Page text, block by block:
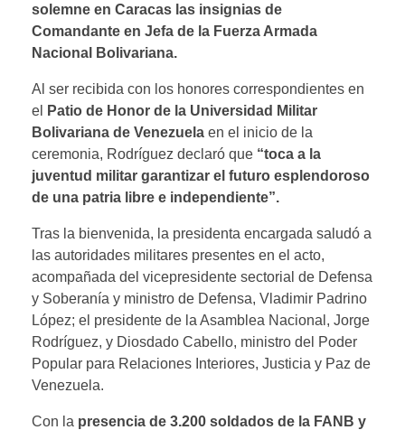
solemne en Caracas las insignias de
Comandante en Jefa de la Fuerza Armada
Nacional Bolivariana.
Al ser recibida con los honores correspondientes en
el
Patio de Honor de la Universidad Militar
Bolivariana de Venezuela en el inicio de la
ceremonia, Rodríguez declaró que “toca a la
juventud militar garantizar el futuro esplendoroso
de una patria libre e independiente”.
Tras la bienvenida, la presidenta encargada saludó a
las autoridades militares presentes en el acto,
acompañada del vicepresidente sectorial de Defensa
y Soberanía y ministro de Defensa, Vladimir Padrino
López; el presidente de la Asamblea Nacional, Jorge
Rodríguez, y Diosdado Cabello, ministro del Poder
Popular para Relaciones Interiores, Justicia y Paz de
Venezuela.
Con la presencia de 3.200 soldados de la FANB y